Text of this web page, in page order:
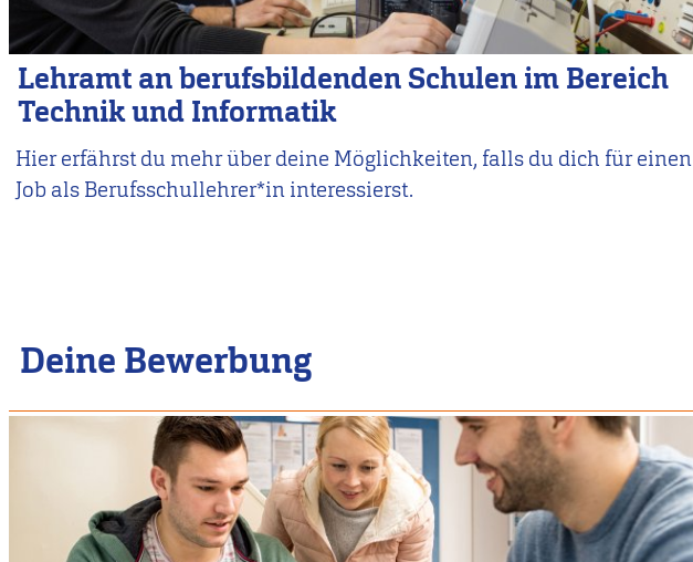
Lehramt an berufsbildenden Schulen im Bereich
Technik und Informatik
Hier erfährst du mehr über deine Möglichkeiten, falls du dich für einen
Job als Berufsschullehrer*in interessierst.
Deine Bewerbung